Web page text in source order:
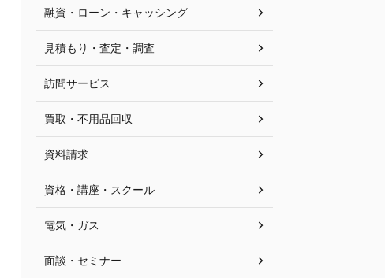
融資・ローン・キャッシング
見積もり・査定・調査
訪問サービス
買取・不用品回収
資料請求
資格・講座・スクール
電気・ガス
面談・セミナー